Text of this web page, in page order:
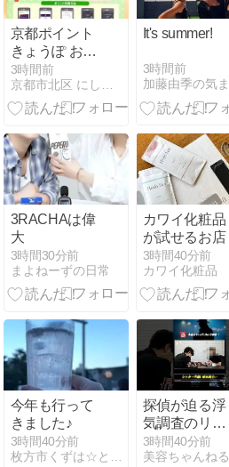
京都ポイント
きょうぽ お使
いいただけま
す
3時間前
京都市北区 にしたに化粧品店のブログ
It's summer!
3時間前
3RACHAは偉
大
3時間30分前
まよねーずの日常
カワイ化粧品
が試せるお店
3時間40分前
今年も行って
きました♪
3時間40分前
枚方市くずは☆とろけるヘッドマッサージ「ぶらんりらくしんぐ」
探偵が迫る浮
気調査のリア
ル!娘も懐いて
いたシッター
3時間40分前
美容ちゃんねる